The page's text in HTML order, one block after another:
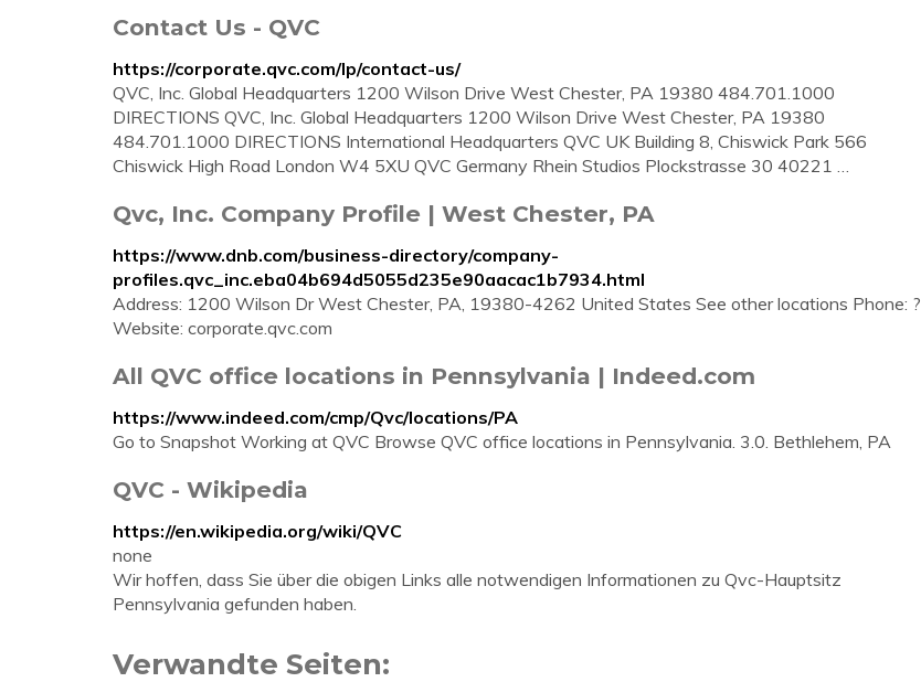
Contact Us - QVC
https://corporate.qvc.com/lp/contact-us/
QVC, Inc. Global Headquarters 1200 Wilson Drive West Chester, PA 19380 484.701.1000
DIRECTIONS QVC, Inc. Global Headquarters 1200 Wilson Drive West Chester, PA 19380
484.701.1000 DIRECTIONS International Headquarters QVC UK Building 8, Chiswick Park 566
Chiswick High Road London W4 5XU QVC Germany Rhein Studios Plockstrasse 30 40221 …
Qvc, Inc. Company Profile | West Chester, PA
https://www.dnb.com/business-directory/company-
profiles.qvc_inc.eba04b694d5055d235e90aacac1b7934.html
Address: 1200 Wilson Dr West Chester, PA, 19380-4262 United States See other locations Phone: ?
Website: corporate.qvc.com
All QVC office locations in Pennsylvania | Indeed.com
https://www.indeed.com/cmp/Qvc/locations/PA
Go to Snapshot Working at QVC Browse QVC office locations in Pennsylvania. 3.0. Bethlehem, PA
QVC - Wikipedia
https://en.wikipedia.org/wiki/QVC
none
Wir hoffen, dass Sie über die obigen Links alle notwendigen Informationen zu Qvc-Hauptsitz
Pennsylvania gefunden haben.
Verwandte Seiten: